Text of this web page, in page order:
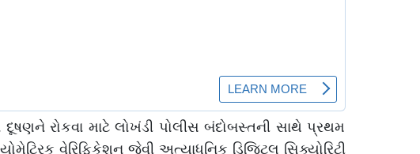
દૂષણને રોકવા માટે લોખંડી પોલીસ બંદોબસ્તની સાથે પ્રથમ
વેરિફિકેશન જેવી અત્યાધુનિક ડિજિટલ સિક્યોરિટી